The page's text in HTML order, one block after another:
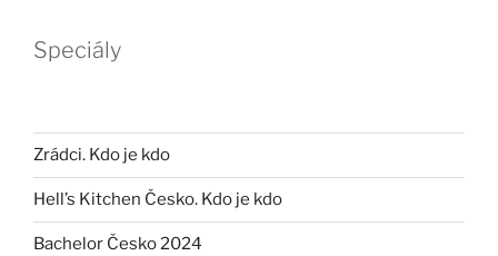
Speciály
Zrádci. Kdo je kdo
Hell’s Kitchen Česko. Kdo je kdo
Bachelor Česko 2024